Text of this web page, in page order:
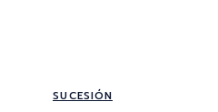
SUCESIÓN